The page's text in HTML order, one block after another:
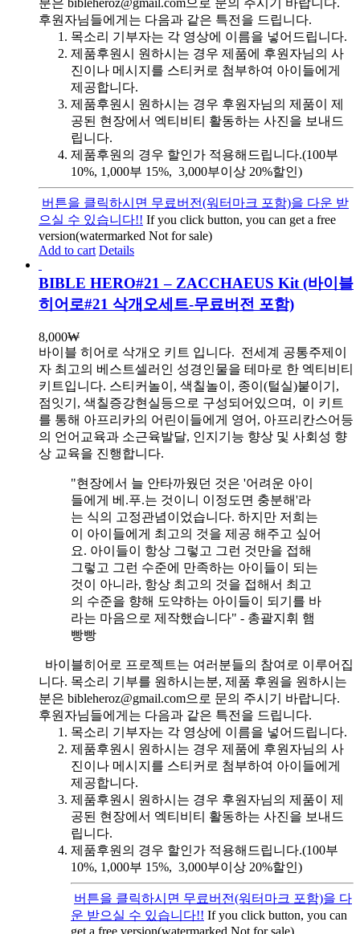
분은 bibleheroz@gmail.com으로 문의 주시기 바랍니다.
후원자님들에게는 다음과 같은 특전을 드립니다.
목소리 기부자는 각 영상에 이름을 넣어드립니다.
제품후원시 원하시는 경우 제품에 후원자님의 사
진이나 메시지를 스티커로 첨부하여 아이들에게
제공합니다.
제품후원시 원하시는 경우 후원자님의 제품이 제
공된 현장에서 엑티비티 활동하는 사진을 보내드
립니다.
제품후원의 경우 할인가 적용해드립니다.(100부
10%, 1,000부 15%, 3,000부이상 20%할인)
버튼을 클릭하시면 무료버전(워터마크 포함)을 다운 받
으실 수 있습니다!! If you click button, you can get a free
version(watermarked Not for sale)
Add to cart Details
BIBLE HERO#21 – ZACCHAEUS Kit (바이블
히어로#21 삭개오세트-무료버전 포함)
8,000₩
바이블 히어로 삭개오 키트 입니다. 전세계 공통주제이
자 최고의 베스트셀러인 성경인물을 테마로 한 엑티비티
키트입니다. 스티커놀이, 색칠놀이, 종이(털실)붙이기,
점잇기, 색칠증강현실등으로 구성되어있으며, 이 키트
를 통해 아프리카의 어린이들에게 영어, 아프리칸스어등
의 언어교육과 소근육발달, 인지기능 향상 및 사회성 향
상 교육을 진행합니다.
"현장에서 늘 안타까웠던 것은 '어려운 아이
들에게 베.푸.는 것이니 이정도면 충분해'라
는 식의 고정관념이었습니다. 하지만 저희는
이 아이들에게 최고의 것을 제공 해주고 싶어
요. 아이들이 항상 그렇고 그런 것만을 접해
그렇고 그런 수준에 만족하는 아이들이 되는
것이 아니라, 항상 최고의 것을 접해서 최고
의 수준을 향해 도약하는 아이들이 되기를 바
라는 마음으로 제작했습니다" - 총괄지휘 햄
빵빵
바이블히어로 프로젝트는 여러분들의 참여로 이루어집
니다. 목소리 기부를 원하시는분, 제품 후원을 원하시는
분은 bibleheroz@gmail.com으로 문의 주시기 바랍니다.
후원자님들에게는 다음과 같은 특전을 드립니다.
목소리 기부자는 각 영상에 이름을 넣어드립니다.
제품후원시 원하시는 경우 제품에 후원자님의 사
진이나 메시지를 스티커로 첨부하여 아이들에게
제공합니다.
제품후원시 원하시는 경우 후원자님의 제품이 제
공된 현장에서 엑티비티 활동하는 사진을 보내드
립니다.
제품후원의 경우 할인가 적용해드립니다.(100부
10%, 1,000부 15%, 3,000부이상 20%할인)
버튼을 클릭하시면 무료버전(워터마크 포함)을 다
운 받으실 수 있습니다!! If you click button, you can
get a free version(watermarked Not for sale)